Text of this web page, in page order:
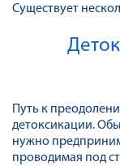
Существует
Путь к
детоксикации.
нужно
проводимая под